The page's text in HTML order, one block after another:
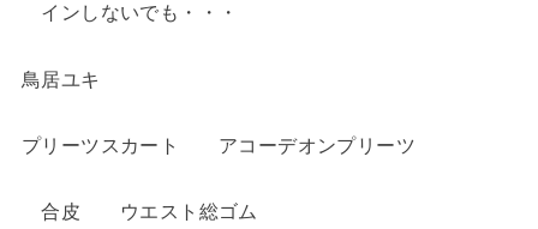
インしないでも・・・
鳥居ユキ
プリーツスカート アコーデオンプリーツ
合皮 ウエスト総ゴム